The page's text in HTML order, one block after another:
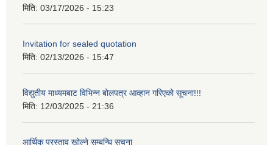
मिति: 03/17/2026 - 15:23
Invitation for sealed quotation
मिति: 02/13/2026 - 15:47
विद्युतीय माध्यमबाट विभिन्न बोलपत्र आव्हान गरिएको सूचना!!!
मिति: 12/03/2025 - 21:36
आर्थिक प्रस्ताव खोल्ने सम्बन्धि सूचना